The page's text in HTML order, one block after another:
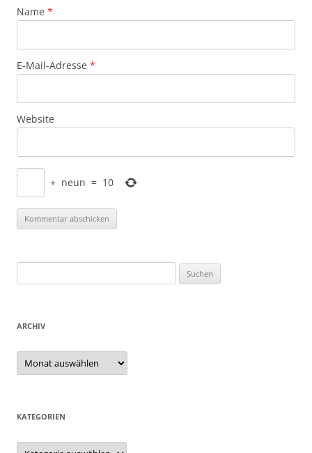
Name *
E-Mail-Adresse *
Website
+ neun = 10
nach:
ARCHIV
Archiv
KATEGORIEN
Kategorien